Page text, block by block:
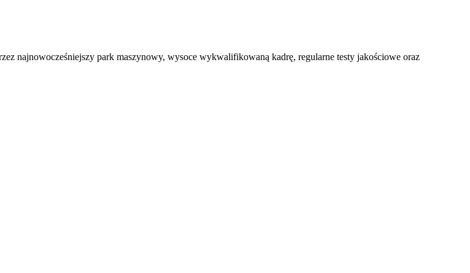
najnowocześniejszy park maszynowy, wysoce wykwalifikowaną kadrę, regularne testy jakościowe oraz